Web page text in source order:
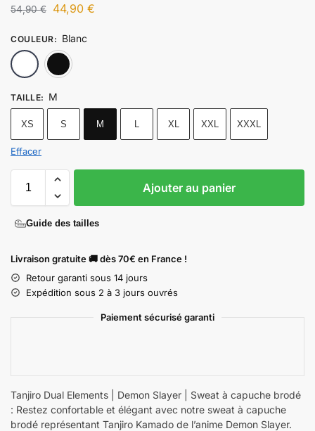
54,90€ 44,90 €
COULEUR: Blanc
TAILLE: M
XS S M L XL XXL XXXL
Effacer
Ajouter au panier
Guide des tailles
Livraison gratuite 🚚 dès 70€ en France !
Retour garanti sous 14 jours
Expédition sous 2 à 3 jours ouvrés
Paiement sécurisé garanti
Tanjiro Dual Elements | Demon Slayer | Sweat à capuche brodé
: Restez confortable et élégant avec notre sweat à capuche
brodé représentant Tanjiro Kamado de l’anime Demon Slayer.